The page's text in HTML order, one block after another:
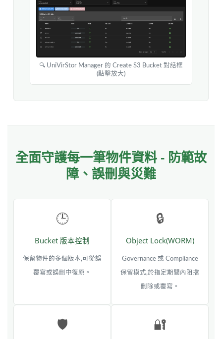
🔍 UniVirStor Manager 的 Create S3 Bucket 對話框
(點擊放大)
全面守護每一筆物件資料 - 防範故
障、誤刪與災難
🕒
Bucket 版本控制
保留物件的多個版本,可從誤
覆寫或誤刪中復原。
🔒
Object Lock(WORM)
Governance 或 Compliance
保留模式,於指定期間內阻擋
刪除或覆寫。
🛡️ 🔐